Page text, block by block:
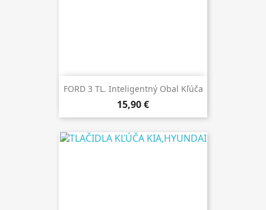
FORD 3 TL. Inteligentný Obal Kľúča
15,90 €